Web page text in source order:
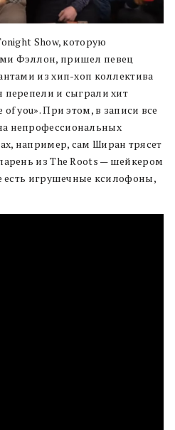
Show, которую
Фэллон, пришел певец
из хип-хоп коллектива
и сыграли хит
you». При этом, в записи все
непрофессиональных
например, сам Ширан трясет
из The Roots — шейкером
есть игрушечные ксилофоны,